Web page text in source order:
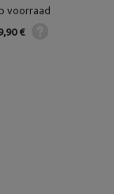
voorraad
€